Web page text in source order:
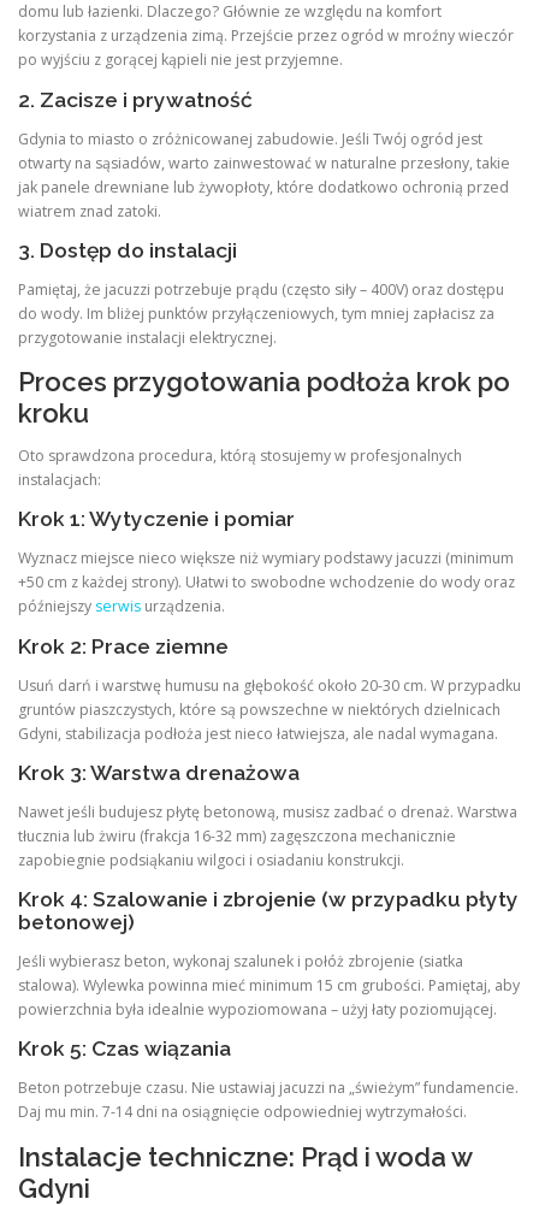
domu lub łazienki. Dlaczego? Głównie ze względu na komfort
korzystania z urządzenia zimą. Przejście przez ogród w mroźny wieczór
po wyjściu z gorącej kąpieli nie jest przyjemne.
2. Zacisze i prywatność
Gdynia to miasto o zróżnicowanej zabudowie. Jeśli Twój ogród jest
otwarty na sąsiadów, warto zainwestować w naturalne przesłony, takie
jak panele drewniane lub żywopłoty, które dodatkowo ochronią przed
wiatrem znad zatoki.
3. Dostęp do instalacji
Pamiętaj, że jacuzzi potrzebuje prądu (często siły – 400V) oraz dostępu
do wody. Im bliżej punktów przyłączeniowych, tym mniej zapłacisz za
przygotowanie instalacji elektrycznej.
Proces przygotowania podłoża krok po
kroku
Oto sprawdzona procedura, którą stosujemy w profesjonalnych
instalacjach:
Krok 1: Wytyczenie i pomiar
Wyznacz miejsce nieco większe niż wymiary podstawy jacuzzi (minimum
+50 cm z każdej strony). Ułatwi to swobodne wchodzenie do wody oraz
późniejszy serwis urządzenia.
Krok 2: Prace ziemne
Usuń darń i warstwę humusu na głębokość około 20-30 cm. W przypadku
gruntów piaszczystych, które są powszechne w niektórych dzielnicach
Gdyni, stabilizacja podłoża jest nieco łatwiejsza, ale nadal wymagana.
Krok 3: Warstwa drenażowa
Nawet jeśli budujesz płytę betonową, musisz zadbać o drenaż. Warstwa
tłucznia lub żwiru (frakcja 16-32 mm) zagęszczona mechanicznie
zapobiegnie podsiąkaniu wilgoci i osiadaniu konstrukcji.
Krok 4: Szalowanie i zbrojenie (w przypadku płyty
betonowej)
Jeśli wybierasz beton, wykonaj szalunek i połóż zbrojenie (siatka
stalowa). Wylewka powinna mieć minimum 15 cm grubości. Pamiętaj, aby
powierzchnia była idealnie wypoziomowana – użyj łaty poziomującej.
Krok 5: Czas wiązania
Beton potrzebuje czasu. Nie ustawiaj jacuzzi na „świeżym” fundamencie.
Daj mu min. 7-14 dni na osiągnięcie odpowiedniej wytrzymałości.
Instalacje techniczne: Prąd i woda w
Gdyni